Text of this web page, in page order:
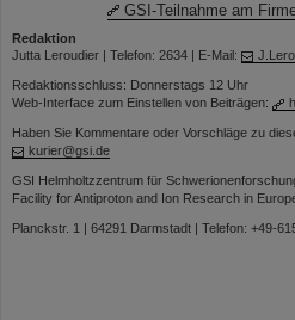
GSI-Teilnahme am
Redaktion
Jutta Leroudier | Telefon: 2634 | E-Mail:
Redaktionsschluss: Donnerstags 12 Uhr
Web-Interface zum Einstellen von Beiträgen:
Haben Sie Kommentare oder Vorschläge zu
kurier@gsi.de
GSI Helmholtzzentrum für
Facility for Antiproton and Ion Research in
Planckstr. 1 | 64291 Darmstadt | Telefon: +49-